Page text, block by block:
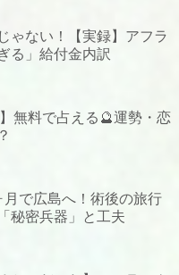
ゃない！【実録】アフラ
る」給付金内訳
無料で占える🔮運勢・恋
月で広島へ！術後の旅行
秘密兵器」と工夫